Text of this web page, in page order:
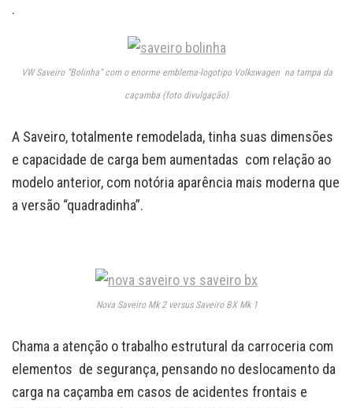
.
VW Saveiro “Bolinha” com o enorme emblema-logotipo Volkswagen na tampa da
caçamba (foto divulgação)
A Saveiro, totalmente remodelada, tinha suas dimensões
e capacidade de carga bem aumentadas com relação ao
modelo anterior, com notória aparência mais moderna que
a versão “quadradinha”.
Nova Saveiro Mk 2 versus Saveiro BX Mk 1
Chama a atenção o trabalho estrutural da carroceria com
elementos de segurança, pensando no deslocamento da
carga na caçamba em casos de acidentes frontais e